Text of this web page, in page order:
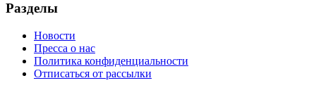
Разделы
Новости
Пресса о нас
Политика конфиденциальности
Отписаться от рассылки